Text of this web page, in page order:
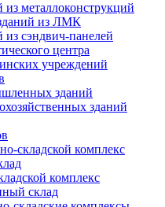
из металлоконструкций
из ЛМК
из сэндвич-панелей
центра
учреждений
зданий
зданий
складской комплекс
комплекс
склад